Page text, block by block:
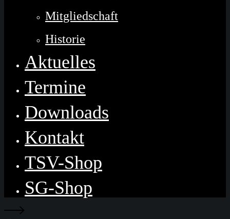
Mitgliedschaft
Historie
Aktuelles
Termine
Downloads
Kontakt
TSV-Shop
SG-Shop